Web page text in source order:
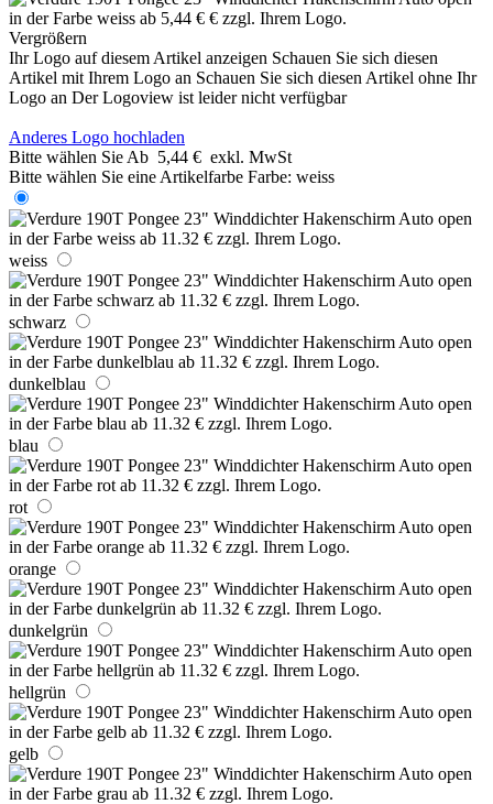
Vergrößern
Ihr Logo auf diesem Artikel anzeigen Schauen Sie sich diesen
Artikel mit Ihrem Logo an Schauen Sie sich diesen Artikel ohne Ihr
Logo an Der Logoview ist leider nicht verfügbar
Anderes Logo hochladen
Bitte wählen Sie Ab 5,44 € exkl. MwSt
Bitte wählen Sie eine Artikelfarbe Farbe: weiss
weiss
schwarz
dunkelblau
blau
rot
orange
dunkelgrün
hellgrün
gelb